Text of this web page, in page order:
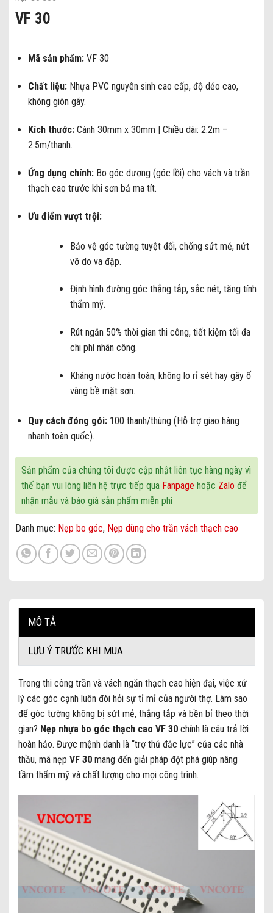
VF 30
Mã sản phẩm:VF 30
Chất liệu:Nhựa PVC nguyên sinh cao cấp, độ dẻo cao,
không giòn gãy.
Kích thước:Cánh 30mm x 30mm | Chiều dài: 2.2m –
2.5m/thanh.
Ứng dụng chính:Bo góc dương (góc lồi) cho vách và trần
thạch cao trước khi sơn bả ma tít.
Ưu điểm vượt trội:
Bảo vệ góc tường tuyệt đối, chống sứt mẻ, nứt
vỡ do va đập.
Định hình đường góc thẳng tắp, sắc nét, tăng tính
thẩm mỹ.
Rút ngắn 50% thời gian thi công, tiết kiệm tối đa
chi phí nhân công.
Kháng nước hoàn toàn, không lo rỉ sét hay gây ố
vàng bề mặt sơn.
Quy cách đóng gói:100 thanh/thùng (Hỗ trợ giao hàng
nhanh toàn quốc).
Sản phẩm của chúng tôi được cập nhật liên tục hàng ngày vì
thế bạn vui lòng liên hệ trực tiếp qua Fanpage hoặc Zalo để
nhận mẫu và báo giá sản phẩm miễn phí
Danh mục: Nẹp bo góc, Nẹp dùng cho trần vách thạch cao
MÔ TẢ
LƯU Ý TRƯỚC KHI MUA
Trong thi công trần và vách ngăn thạch cao hiện đại, việc xử
lý các góc cạnh luôn đòi hỏi sự tỉ mỉ của người thợ. Làm sao
để góc tường không bị sứt mẻ, thẳng tắp và bền bỉ theo thời
gian? Nẹp nhựa bo góc thạch cao VF 30 chính là câu trả lời
hoàn hảo. Được mệnh danh là “trợ thủ đắc lực” của các nhà
thầu, mã nẹp VF 30 mang đến giải pháp đột phá giúp nâng
tầm thẩm mỹ và chất lượng cho mọi công trình.